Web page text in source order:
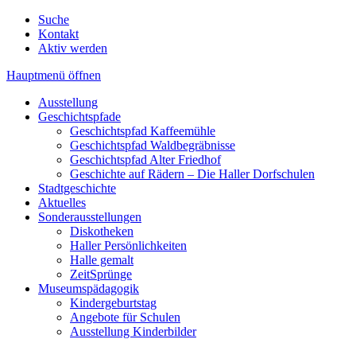
Suche
Kontakt
Aktiv werden
Hauptmenü öffnen
Ausstellung
Geschichtspfade
Geschichtspfad Kaffeemühle
Geschichtspfad Waldbegräbnisse
Geschichtspfad Alter Friedhof
Geschichte auf Rädern – Die Haller Dorfschulen
Stadtgeschichte
Aktuelles
Sonderausstellungen
Diskotheken
Haller Persönlichkeiten
Halle gemalt
ZeitSprünge
Museumspädagogik
Kindergeburtstag
Angebote für Schulen
Ausstellung Kinderbilder